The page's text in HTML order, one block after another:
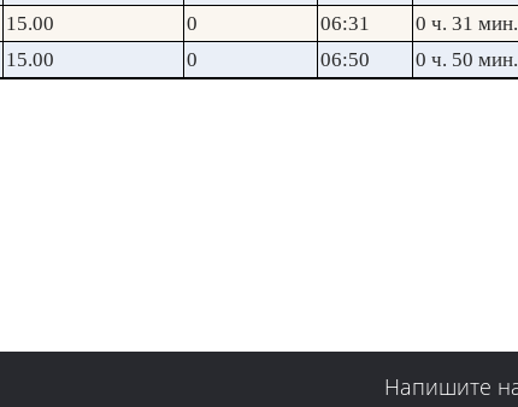
15.00 0 06:31
0 ч. 31 мин.
15.00 0 06:50 0 ч. 50 мин.
Напишите